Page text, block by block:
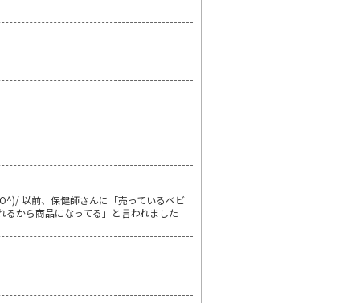
以前、保健師さんに「売っているベビ
から商品になってる」と言われました